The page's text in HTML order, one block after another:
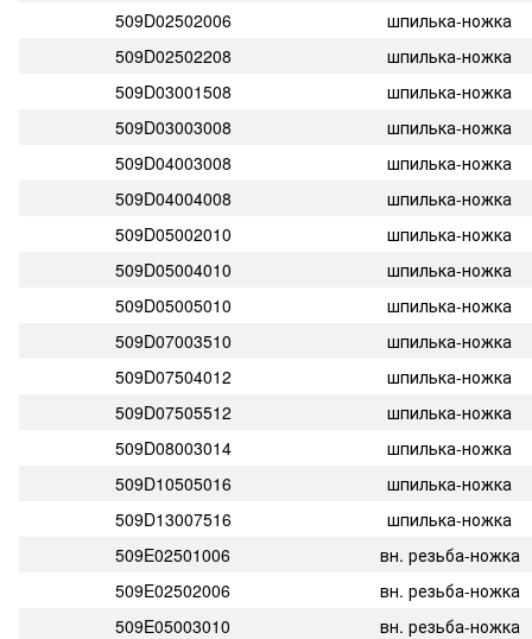
509D02502006
шпилька-ножка
509D02502208
шпилька-ножка
509D03001508
шпилька-ножка
509D03003008
шпилька-ножка
509D04003008
шпилька-ножка
509D04004008
шпилька-ножка
509D05002010
шпилька-ножка
509D05004010
шпилька-ножка
509D05005010
шпилька-ножка
509D07003510
шпилька-ножка
509D07504012
шпилька-ножка
509D07505512
шпилька-ножка
509D08003014
шпилька-ножка
509D10505016
шпилька-ножка
509D13007516
шпилька-ножка
509E02501006
вн. резьба-ножка
509E02502006
вн. резьба-ножка
509E05003010
вн. резьба-ножка